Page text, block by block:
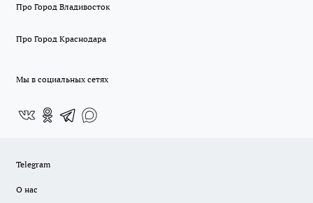
Про Город Владивосток
Про Город Краснодара
Мы в социальных сетях
Telegram
О нас